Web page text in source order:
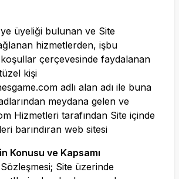
üyeliği bulunan ve Site
hizmetlerden, işbu
çerçevesinde faydalanan
kişi
adlı alan adı ile buna
meydana gelen ve
Hizmetleri tarafından Site içinde
barındıran web sitesi
Konusu ve Kapsamı
Sözleşmesi; Site üzerinde